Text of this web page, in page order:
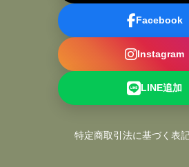
Facebook
Instagram
LINE追加
特定商取引法に基づく表